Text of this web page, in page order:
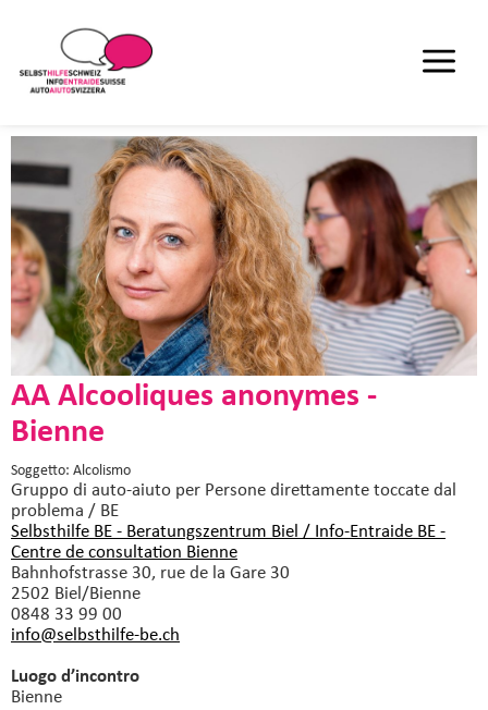
AA Alcooliques anonymes -
Bienne
Soggetto: Alcolismo
Gruppo di auto-aiuto per Persone direttamente toccate dal
problema / BE
Selbsthilfe BE - Beratungszentrum Biel / Info-Entraide BE -
Centre de consultation Bienne
Bahnhofstrasse 30, rue de la Gare 30
2502 Biel/Bienne
0848 33 99 00
info@selbsthilfe-be.ch
Luogo d’incontro
Bienne